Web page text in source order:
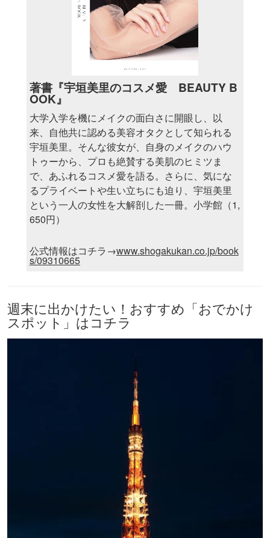
著書『宇垣美里のコスメ愛 BEAUTY B
OOK』
大学入学を機にメイクの面白さに開眼し、以
来、自他共に認める美容オタクとして知られる
宇垣美里。そんな彼女が、自身のメイクのハウ
トゥーから、プロも絶賛する美肌のヒミツま
で、あふれるコスメ愛を語る。さらに、気にな
るプライベートや生い立ちにも迫り、宇垣美里
という一人の女性を大解剖した一冊。小学館（1,
650円）
公式情報はコチラ→www.shogakukan.co.jp/book
s/09310665
週末に出かけたい！おすすめ「おでかけ
スポット」はコチラ